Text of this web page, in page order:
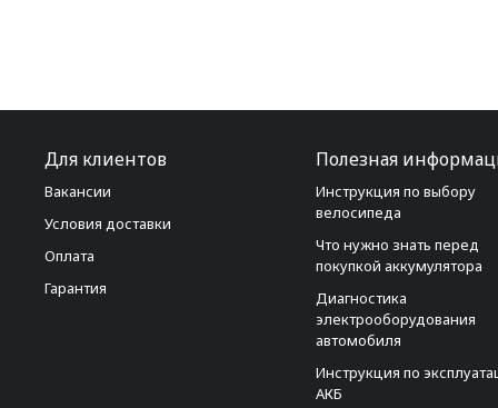
Для клиентов
Вакансии
Условия доставки
Оплата
Гарантия
Полезная
Инструкция по выбору
велосипеда
Что нужно знать перед
покупкой аккумулятора
Диагностика
электрооборудования
автомобиля
Инструкция по
АКБ